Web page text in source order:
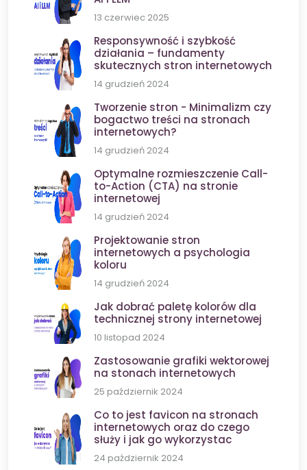
13 czerwiec 2025
Responsywność i szybkość
działania – fundamenty
skutecznych stron internetowych
14 grudzień 2024
Tworzenie stron - Minimalizm czy
bogactwo treści na stronach
internetowych?
14 grudzień 2024
Optymalne rozmieszczenie Call-
to-Action (CTA) na stronie
internetowej
14 grudzień 2024
Projektowanie stron
internetowych a psychologia
koloru
14 grudzień 2024
Jak dobrać paletę kolorów dla
technicznej strony internetowej
10 listopad 2024
Zastosowanie grafiki wektorowej
na stonach internetowych
25 październik 2024
Co to jest favicon na stronach
internetowych oraz do czego
służy i jak go wykorzystac
24 październik 2024